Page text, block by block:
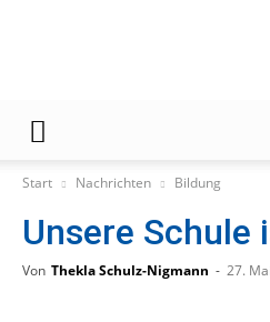
Start Nachrichten Bildung
Unsere Schule
Von Thekla Schulz-Nigmann - 27.